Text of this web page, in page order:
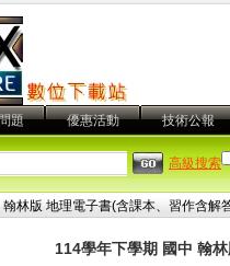
題 優惠活動 技術公報
高級搜索
林版 地理電子書(含課本、習作含解
114學年下學期 國中 翰